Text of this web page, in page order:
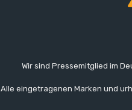
Wir sind Pressemitglied im
Alle eingetragenen Marken und